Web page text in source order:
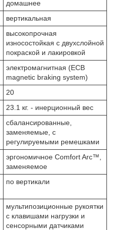
домашнее
вертикальная
высокопрочная
износостойкая с двухслойной
покраской и лакировкой
электромагнитная (ECB
magnetic braking system)
20
23.1 кг. - инерционный вес
сбалансированные,
заменяемые, с
регулируемыми ремешками
эргономичное Comfort Arc™,
заменяемое
по вертикали
мультипозиционные рукоятки
с клавишами нагрузки и
сенсорными датчиками